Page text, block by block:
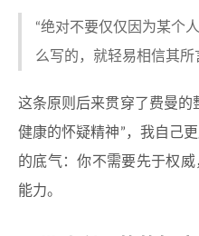
“绝对不要仅仅因为某个
么写的，就轻易相信其所
这条原则后来贯穿了费曼的
健康的怀疑精神”，我自己
的底气：你不需要先于权
能力。